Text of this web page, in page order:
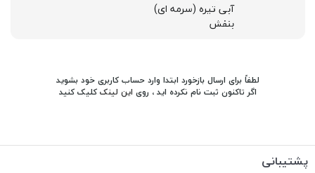
آبی تیره (سرمه ای)
بنفش
لطفاً برای ارسال بازخورد ابتدا وارد حساب کاربری خود بشوید
اگر تاکنون ثبت نام نکرده اید ، روی این لینک کلیک کنید
پشتیبانی